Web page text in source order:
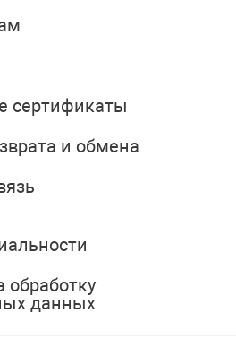
сертификаты
и обмена
обработку
данных